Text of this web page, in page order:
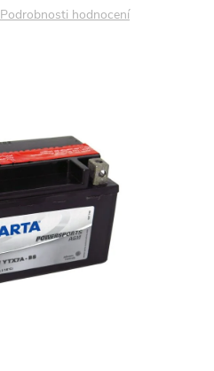
Podrobnosti hodnocení